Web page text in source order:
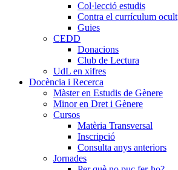
Col·lecció estudis
Contra el currículum ocult
Guies
CEDD
Donacions
Club de Lectura
UdL en xifres
Docència i Recerca
Màster en Estudis de Gènere
Minor en Dret i Gènere
Cursos
Matèria Transversal
Inscripció
Consulta anys anteriors
Jornades